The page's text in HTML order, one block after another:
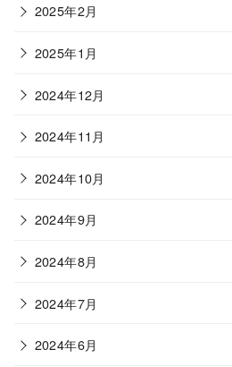
2025年2月
2025年1月
2024年12月
2024年11月
2024年10月
2024年9月
2024年8月
2024年7月
2024年6月